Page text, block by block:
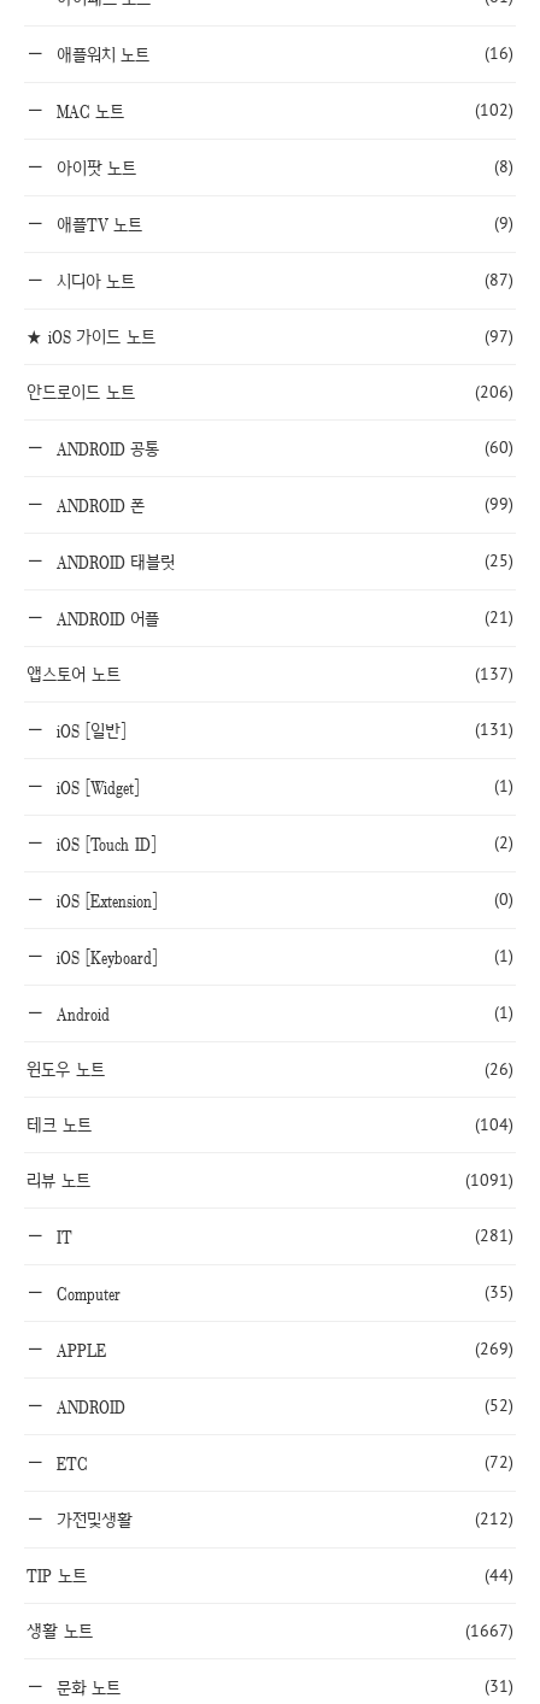
애플워치 노트 (16)
MAC 노트 (102)
아이팟 노트 (8)
애플TV 노트 (9)
시디아 노트 (87)
★ iOS 가이드 노트 (97)
안드로이드 노트 (206)
ANDROID 공통 (60)
ANDROID 폰 (99)
ANDROID 태블릿 (25)
ANDROID 어플 (21)
앱스토어 노트 (137)
iOS [일반] (131)
iOS [Widget] (1)
iOS [Touch ID] (2)
iOS [Extension] (0)
iOS [Keyboard] (1)
Android (1)
윈도우 노트 (26)
테크 노트 (104)
리뷰 노트 (1091)
IT (281)
Computer (35)
APPLE (269)
ANDROID (52)
ETC (72)
가전및생활 (212)
TIP 노트 (44)
생활 노트 (1667)
문화 노트 (31)